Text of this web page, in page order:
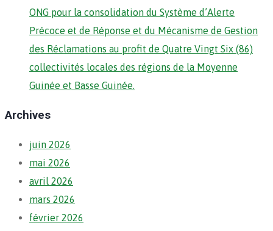
ONG pour la consolidation du Système d’Alerte
Précoce et de Réponse et du Mécanisme de Gestion
des Réclamations au profit de Quatre Vingt Six (86)
collectivités locales des régions de la Moyenne
Guinée et Basse Guinée.
Archives
juin 2026
mai 2026
avril 2026
mars 2026
février 2026